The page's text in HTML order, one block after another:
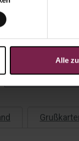
Alle
Schon über
eine Freude